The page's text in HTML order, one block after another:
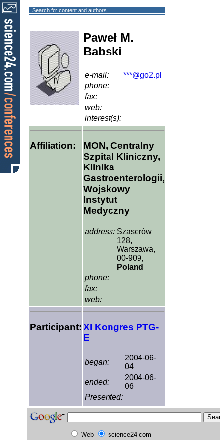
Search for content and authors
Paweł M.
Babski
e-mail:
***@go2.pl
phone:
fax:
web:
interest(s):
Affiliation:
MON, Centralny
Szpital Kliniczny,
Klinika
Gastroenterologii,
Wojskowy
Instytut
Medyczny
address: Szaserów
128,
Warszawa,
00-909,
Poland
phone:
fax:
web:
Participant: XI Kongres PTG-
E
began:
2004-06-
04
ended:
2004-06-
06
Presented:
Web science24.com